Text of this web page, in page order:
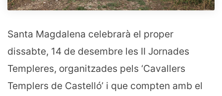
Santa Magdalena celebrarà el proper
dissabte, 14 de desembre les II Jornades
Templeres, organitzades pels ‘Cavallers
Templers de Castelló’ i que compten amb el